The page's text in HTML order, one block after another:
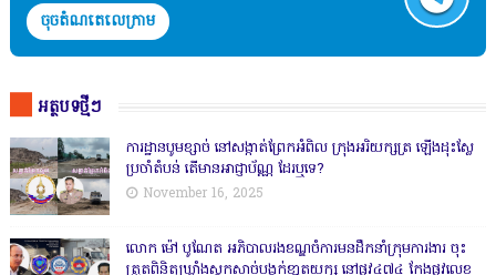
ចុចតំណតេលេក្រាម
អត្ថបទថ្មីៗ
ការដ្ឋានបូមខ្សាច់ នៅសង្កាត់ព្រែកអំពិល ក្រុងអរិយក្សត្រ ឡើងដុះស្លែ
ប្រចាំតំបន់ តើមានអាជ្ញាប័ណ្ណ ដែរឬទេ?
November 16, 2025
លោក ម៉ៅ បូណែត អភិបាលរងខណ្ឌចំការមនដឹកនាំក្រុមការងារ ចុះ
ត្រួតពិនិត្យឃ្លាំងស្តុកសាច់បង្កក់ខា្នតយក្ស នៅផ្លូវ៤៧៤ កែងផ្លូវលេខ